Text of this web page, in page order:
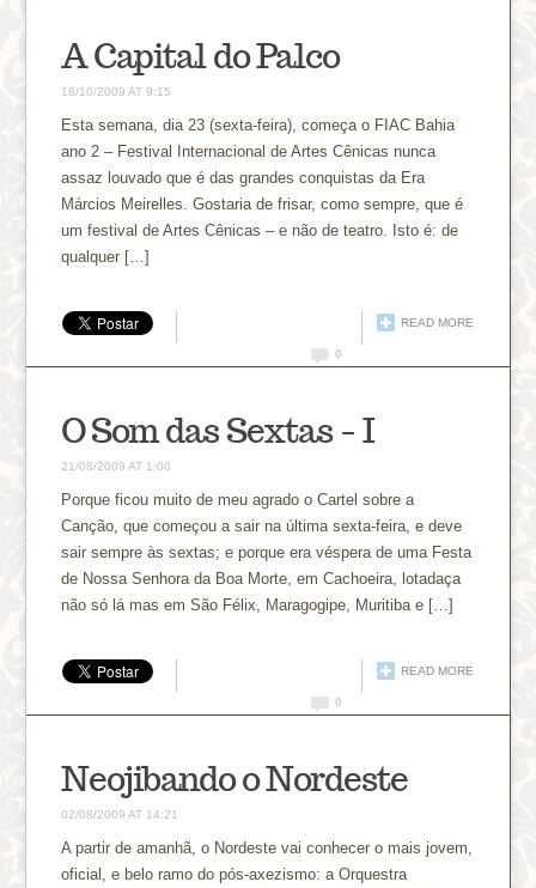
A Capital do Palco
18/10/2009 AT 9:15
Esta semana, dia 23 (sexta-feira), começa o FIAC Bahia
ano 2 – Festival Internacional de Artes Cênicas nunca
assaz louvado que é das grandes conquistas da Era
Márcios Meirelles. Gostaria de frisar, como sempre, que é
um festival de Artes Cênicas – e não de teatro. Isto é: de
qualquer […]
READ MORE
0
O Som das Sextas – I
21/08/2009 AT 1:00
Porque ficou muito de meu agrado o Cartel sobre a
Canção, que começou a sair na última sexta-feira, e deve
sair sempre às sextas; e porque era véspera de uma Festa
de Nossa Senhora da Boa Morte, em Cachoeira, lotadaça
não só lá mas em São Félix, Maragogipe, Muritiba e […]
READ MORE
0
Neojibando o Nordeste
02/08/2009 AT 14:21
A partir de amanhã, o Nordeste vai conhecer o mais jovem,
oficial, e belo ramo do pós-axezismo: a Orquestra